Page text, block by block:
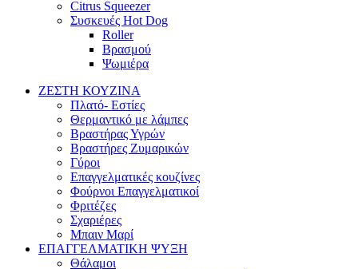
Citrus Squeezer
Συσκευές Hot Dog
Roller
Βρασμού
Ψωμιέρα
ΖΕΣΤΗ ΚΟΥΖΙΝΑ
Πλατό- Εστίες
Θερμαντικό με λάμπες
Βραστήρας Υγρών
Βραστήρες Ζυμαρικών
Γύροι
Επαγγελματικές κουζίνες
Φούρνοι Επαγγελματικοί
Φριτέζες
Σχαριέρες
Μπαιν Μαρί
ΕΠΑΓΓΕΛΜΑΤΙΚΗ ΨΥΞΗ
Θάλαμοι